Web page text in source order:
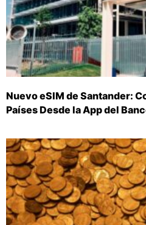
Nuevo eSIM de Santander:
Países Desde la App del